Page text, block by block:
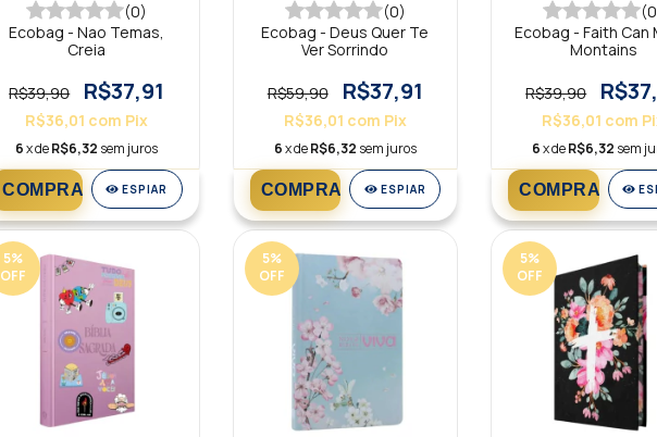
(0)
Ecobag - Nao Temas,
Creia
R$39,90 R$37,91
R$36,01 com Pix
6x deR$6,32 sem juros
ESPIAR
(0)
Ecobag - Deus Quer Te
Ver Sorrindo
R$59,90 R$37,91
R$36,01 com Pix
6x deR$6,32 sem juros
ESPIAR
Ecobag - Faith Can
Montains
R$39,90
R$36,01 com
6x deR$6,32 sem
5%
OFF
5%
OFF
5%
OFF